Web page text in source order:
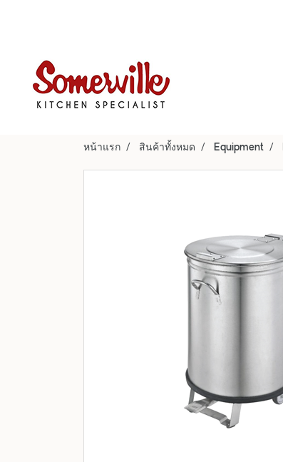
หน้าแรก สินค้าทั้งหมด Equipment